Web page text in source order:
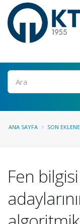
Ara
ANA SAYFA SON
Fen